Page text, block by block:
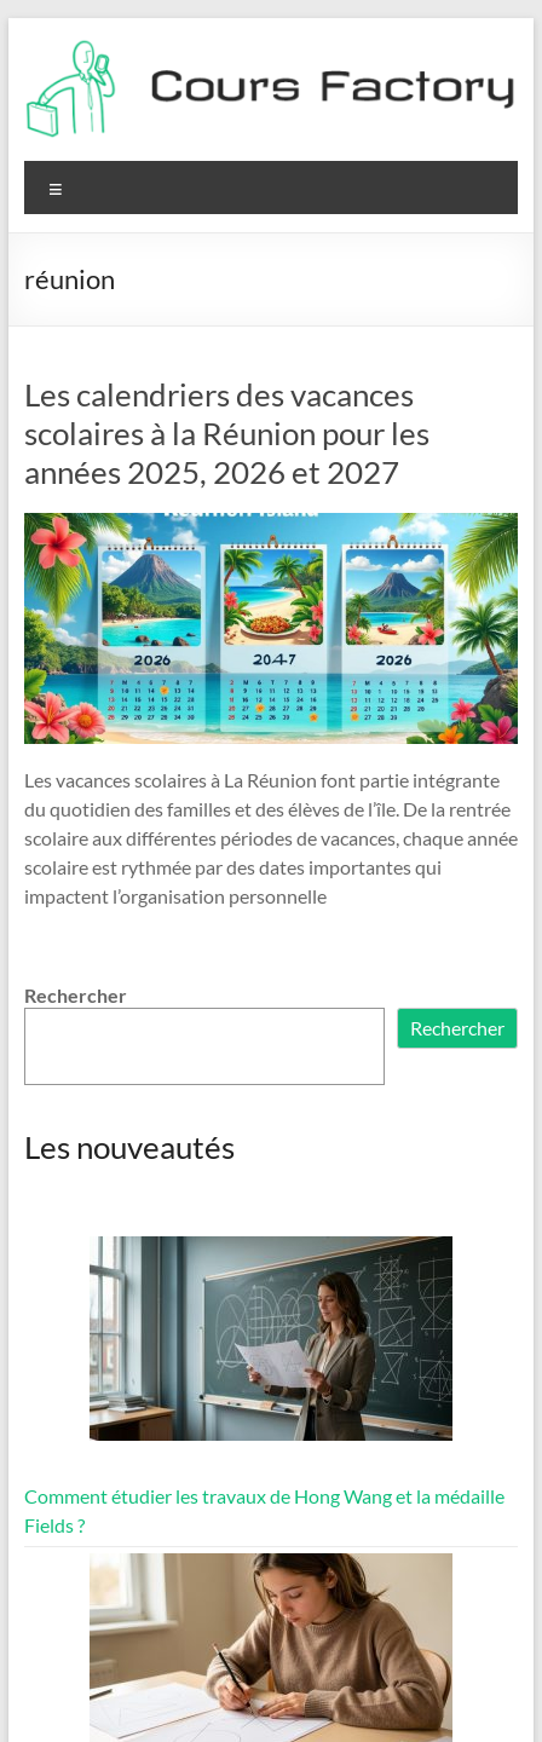
contenu
Cours
Factory
réunion
Les calendriers des vacances
scolaires à la Réunion pour les
années 2025, 2026 et 2027
Les vacances scolaires à La Réunion font partie intégrante
du quotidien des familles et des élèves de l’île. De la rentrée
scolaire aux différentes périodes de vacances, chaque année
scolaire est rythmée par des dates importantes qui
impactent l’organisation personnelle
Rechercher
Rechercher
Les nouveautés
Comment étudier les travaux de Hong Wang et la médaille
Fields ?